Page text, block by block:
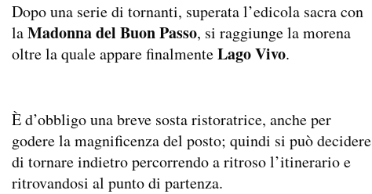
Dopo una serie di tornanti, superata l’edicola sacra con
laMadonna del Buon Passo, si raggiunge la morena
oltre la quale appare finalmenteLago Vivo.
È d’obbligo una breve sosta ristoratrice, anche per
godere la magnificenza del posto; quindi si può decidere
di tornare indietro percorrendo a ritroso l’itinerario e
ritrovandosi al punto di partenza.